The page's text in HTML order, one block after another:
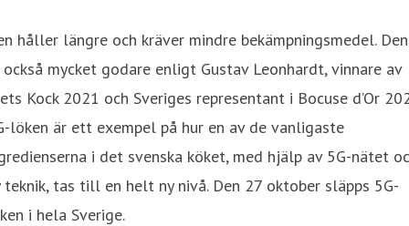
håller längre och kräver mindre bekämpningsmedel. Den
mycket godare enligt Gustav Leonhardt, vinnare av
Kock 2021 och Sveriges representant i Bocuse d’Or
löken är ett exempel på hur en av de vanligaste
i det svenska köket, med hjälp av 5G-nätet
teknik, tas till en helt ny nivå. Den 27 oktober släpps 5G-
i hela Sverige.